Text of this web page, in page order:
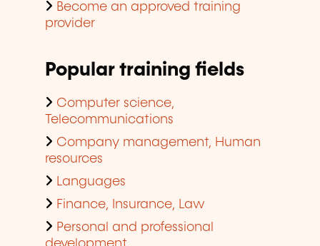
Become an approved training
provider
Popular training fields
Computer science,
Telecommunications
Company management, Human
resources
Languages
Finance, Insurance, Law
Personal and professional